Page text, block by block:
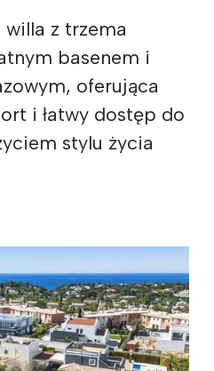
z trzema
basenem i
oferująca
i łatwy dostęp do
stylu życia